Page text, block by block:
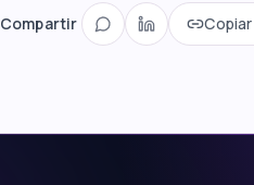
Compartir